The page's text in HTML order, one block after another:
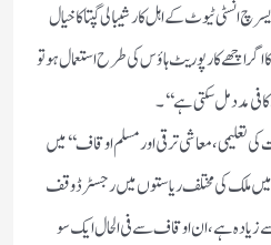
ٹیوٹ کے اہل کار شیبالی گپتا کا خیال
اچھے کار پوریٹ ہاؤس کی طرح استعمال ہو تو
مدد مل سکتی ہے ‘‘۔
کی تعلیمی ، معاشی ترقی اور مسلم اوقاف‘‘ میں
میں ملک کی مختلف ریاستوں میں رجسٹرڈ وقف
زیادہ ہے، ان اوقاف سے فی الحال ایک سو